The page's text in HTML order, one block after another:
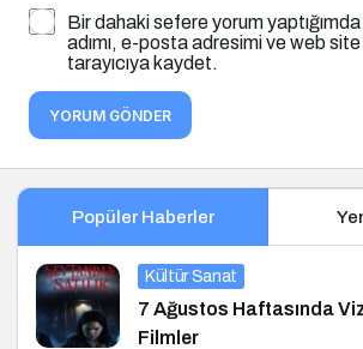
Bir dahaki sefere yorum
adımı, e-posta adresimi ve web
tarayıcıya kaydet.
YORUM GÖNDER
Popüler Haberler
Kültür Sanat
7 Ağustos Haftasında
Filmler